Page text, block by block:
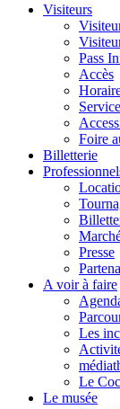
Visiteurs
Pass
Accès
Foire
Billetterie
Presse
A voir à faire
Les
Le
Le musée